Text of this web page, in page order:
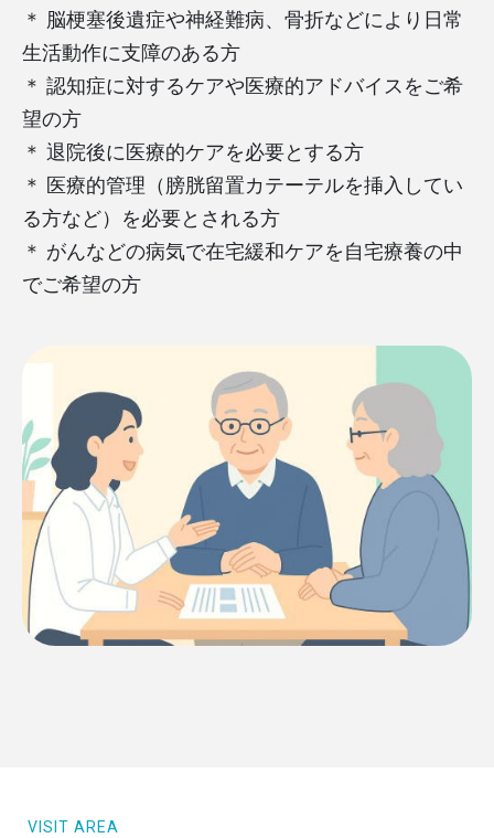
＊ 脳梗塞後遺症や神経難病、骨折などにより日常
生活動作に支障のある方
＊ 認知症に対するケアや医療的アドバイスをご希
望の方
＊ 退院後に医療的ケアを必要とする方
＊ 医療的管理（膀胱留置カテーテルを挿入してい
る方など）を必要とされる方
＊ がんなどの病気で在宅緩和ケアを自宅療養の中
でご希望の方
VISIT AREA